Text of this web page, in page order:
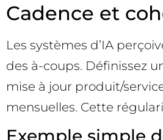
Cadence et
Les systèmes d’IA
des à-coups. Définissez
mise à jour produit/
mensuelles. Cette
Exemple simple